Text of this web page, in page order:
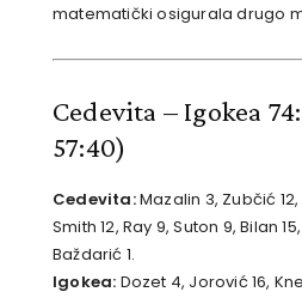
matematički osigurala drugo
Cedevita – Igokea
57:40)
Cedevita:Mazalin 3, Zubčić
Smith 12, Ray 9, Suton 9, Bilan
Baždarić 1.
Igokea: Dozet 4, Jorović 16,